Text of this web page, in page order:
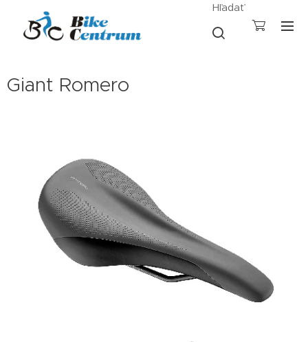
Hľadať
Giant Romero